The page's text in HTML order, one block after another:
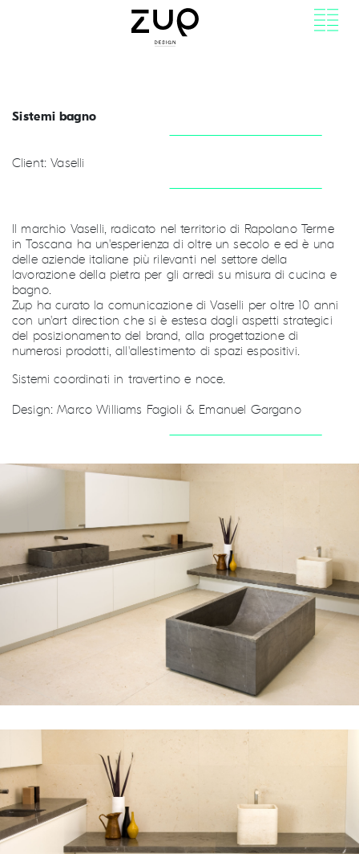
Sistemi bagno
Client: Vaselli
Il marchio Vaselli, radicato nel territorio di Rapolano Terme
in Toscana ha un'esperienza di oltre un secolo e ed è una
delle aziende italiane più rilevanti nel settore della
lavorazione della pietra per gli arredi su misura di cucina e
bagno.
Zup ha curato la comunicazione di Vaselli per oltre 10 anni
con un'art direction che si è estesa dagli aspetti strategici
del posizionamento del brand, alla progettazione di
numerosi prodotti, all'allestimento di spazi espositivi.
Sistemi coordinati in travertino e noce.
Design: Marco Williams Fagioli & Emanuel Gargano